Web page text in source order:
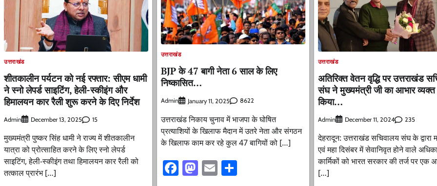
उत्तराखंड
शीतकालीन पर्यटन को नई रफ्तार: सीएम धामी
ने स्नो लेपर्ड साइटिंग, हेली-स्कीइंग और
हिमालयन कार रैली शुरू करने के दिए निर्देश
Admin December 13, 2025 15
मुख्यमंत्री पुष्कर सिंह धामी ने राज्य में शीतकालीन
यात्रा को प्रोत्साहित करने के लिए स्नो लेपर्ड
साइटिंग, हेली-स्कीइंग तथा हिमालयन कार रैली को
तत्काल प्रारंभ […]
उत्तराखंड
BJP के 47 बागी नेता 6 साल के लिए
निष्कासित…
Admin January 11, 2025 8622
उत्तराखंड निकाय चुनाव में भाजपा के घोषित
प्रत्याशियों के खिलाफ मैदान में उतरे नेता और संगठन
के खिलाफ काम कर रहे कुल 47 बागियों को […]
Facebook
Mastodon
EmailShare
उत्तराखंड
अतिरिक्त वेतन वृद्धि पर उत्तराखंड
संघ ने मुख्यमंत्री जी का आभार व्यक्त
किया…
Admin December 11, 2024 235
देहरादून: उत्तराखंड सचिवालय संघ के द्वारा
एवं महा दिसंबर में सेवानिवृत होने वाले
कार्मिकों को भारत सरकार की तर्ज पर एक
[…]